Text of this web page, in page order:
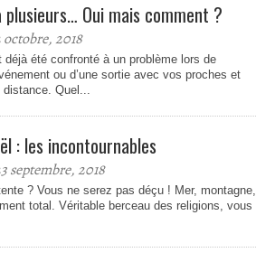
plusieurs… Oui mais comment ?
2018
déjà été confronté à un problème lors de
ou d’une sortie avec vos proches et
distance. Quel...
: les incontournables
septembre, 2018
? Vous ne serez pas déçu ! Mer, montagne,
total. Véritable berceau des religions, vous